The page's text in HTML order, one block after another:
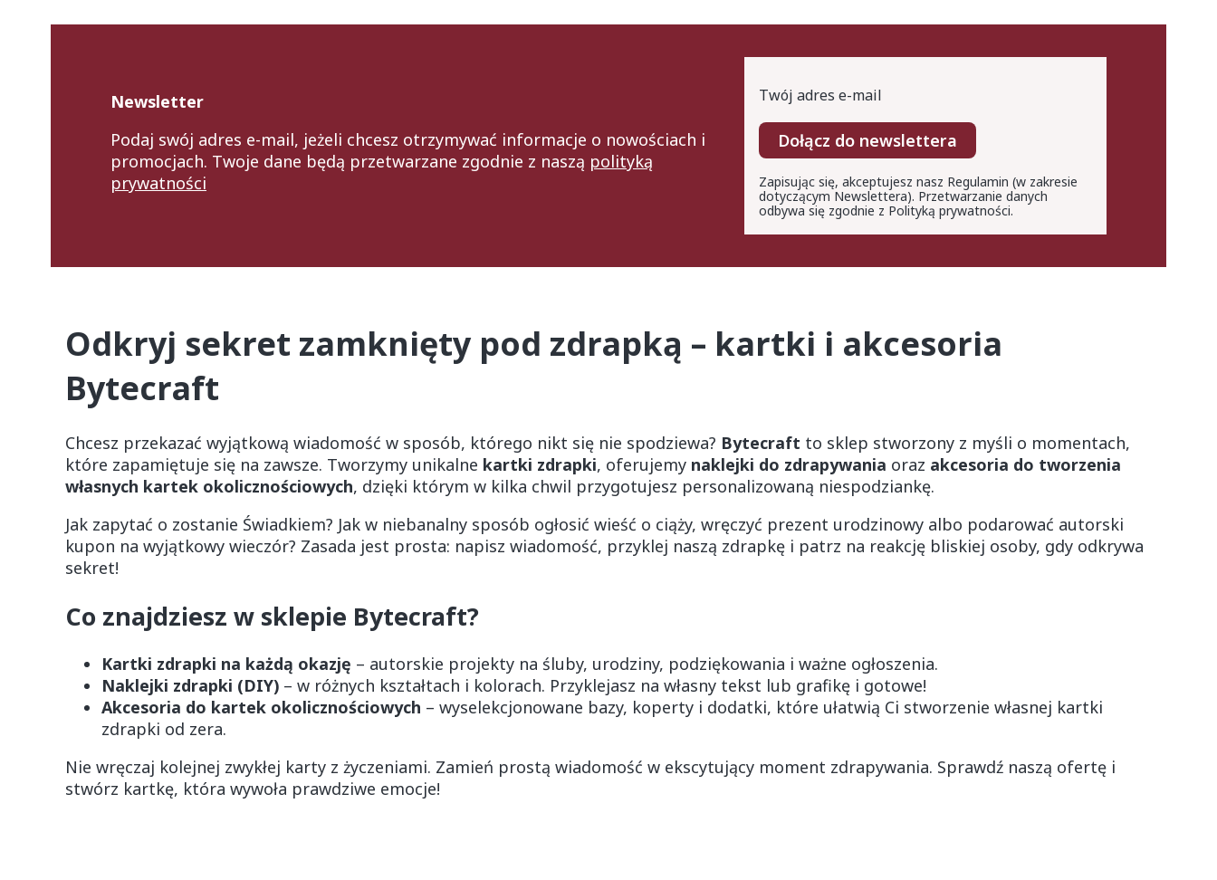
Newsletter
Podaj swój adres e-mail, jeżeli chcesz otrzymywać informacje o nowościach i
promocjach. Twoje dane będą przetwarzane zgodnie z naszą polityką
prywatności
Twój adres e-mail
Dołącz do newslettera
Zapisując się, akceptujesz nasz Regulamin (w zakresie
dotyczącym Newslettera). Przetwarzanie danych
odbywa się zgodnie z Polityką prywatności.
Odkryj sekret zamknięty pod zdrapką – kartki i akcesoria
Bytecraft
Chcesz przekazać wyjątkową wiadomość w sposób, którego nikt się nie spodziewa? Bytecraft to sklep stworzony z myśli o momentach,
które zapamiętuje się na zawsze. Tworzymy unikalne kartki zdrapki, oferujemy naklejki do zdrapywania oraz akcesoria do tworzenia
własnych kartek okolicznościowych, dzięki którym w kilka chwil przygotujesz personalizowaną niespodziankę.
Jak zapytać o zostanie Świadkiem? Jak w niebanalny sposób ogłosić wieść o ciąży, wręczyć prezent urodzinowy albo podarować autorski
kupon na wyjątkowy wieczór? Zasada jest prosta: napisz wiadomość, przyklej naszą zdrapkę i patrz na reakcję bliskiej osoby, gdy odkrywa
sekret!
Co znajdziesz w sklepie Bytecraft?
Kartki zdrapki na każdą okazję – autorskie projekty na śluby, urodziny, podziękowania i ważne ogłoszenia.
Naklejki zdrapki (DIY) – w różnych kształtach i kolorach. Przyklejasz na własny tekst lub grafikę i gotowe!
Akcesoria do kartek okolicznościowych – wyselekcjonowane bazy, koperty i dodatki, które ułatwią Ci stworzenie własnej kartki
zdrapki od zera.
Nie wręczaj kolejnej zwykłej karty z życzeniami. Zamień prostą wiadomość w ekscytujący moment zdrapywania. Sprawdź naszą ofertę i
stwórz kartkę, która wywoła prawdziwe emocje!